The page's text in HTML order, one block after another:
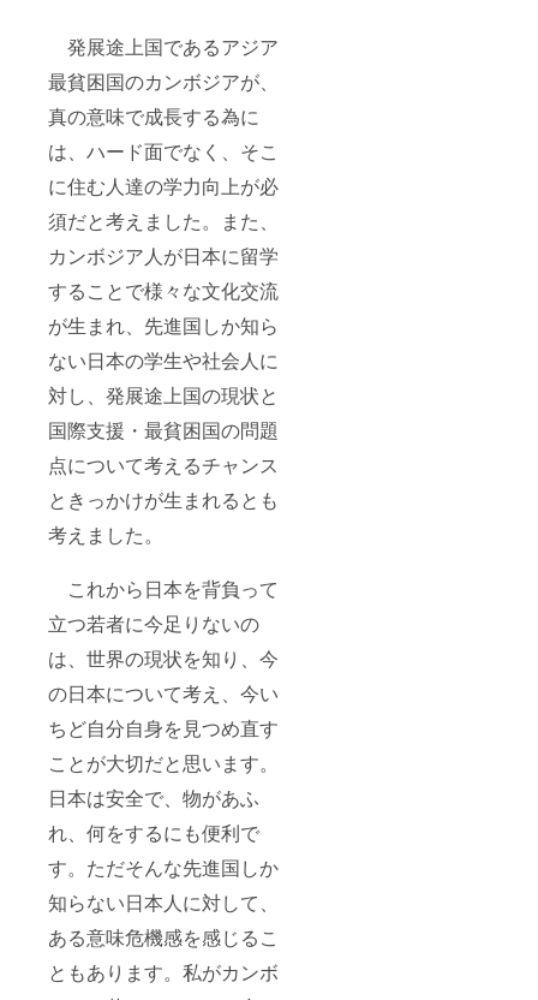
発展途上国であるアジア
最貧困国のカンボジアが、
真の意味で成長する為に
は、ハード面でなく、そこ
に住む人達の学力向上が必
須だと考えました。また、
カンボジア人が日本に留学
することで様々な文化交流
が生まれ、先進国しか知ら
ない日本の学生や社会人に
対し、発展途上国の現状と
国際支援・最貧困国の問題
点について考えるチャンス
ときっかけが生まれるとも
考えました。
これから日本を背負って
立つ若者に今足りないの
は、世界の現状を知り、今
の日本について考え、今い
ちど自分自身を見つめ直す
ことが大切だと思います。
日本は安全で、物があふ
れ、何をするにも便利で
す。ただそんな先進国しか
知らない日本人に対して、
ある意味危機感を感じるこ
ともあります。私がカンボ